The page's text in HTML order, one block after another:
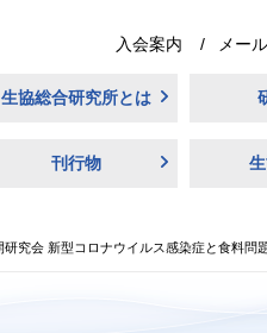
入会案内 メー
生協総合研究所とは
刊行物
究会 新型コロナウイルス感染症と食料問